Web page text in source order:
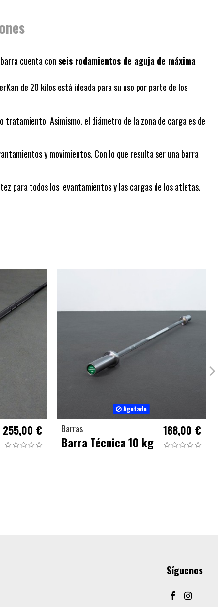
cuenta con seis rodamientos de aguja de máxima
de 20 kilos está ideada para su uso por parte de los
tratamiento. Asimismo, el diámetro de la zona de carga es de
y movimientos. Con lo que resulta ser una barra
para todos los levantamientos y las cargas de los atletas.
255,00 €
Agotado
Barras
Barra Técnica 10 kg
188,00 €
Síguenos